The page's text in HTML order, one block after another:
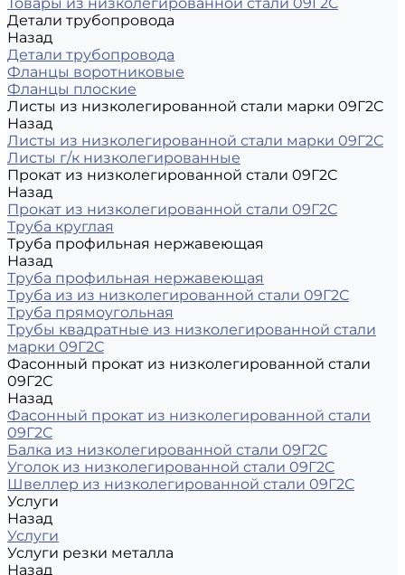
Детали трубопровода
Назад
Детали трубопровода
Фланцы воротниковые
Фланцы плоские
Листы из низколегированной стали марки 09Г2С
Назад
Листы из низколегированной стали марки 09Г2С
Листы г/к низколегированные
Прокат из низколегированной стали 09Г2С
Назад
Прокат из низколегированной стали 09Г2С
Труба круглая
Труба профильная нержавеющая
Назад
Труба профильная нержавеющая
Труба из из низколегированной стали 09Г2С
Труба прямоугольная
Трубы квадратные из низколегированной стали
марки 09Г2С
Фасонный прокат из низколегированной стали
09Г2С
Назад
Фасонный прокат из низколегированной стали
09Г2С
Балка из низколегированной стали 09Г2С
Уголок из низколегированной стали 09Г2С
Швеллер из низколегированной стали 09Г2С
Услуги
Назад
Услуги
Услуги резки металла
Назад